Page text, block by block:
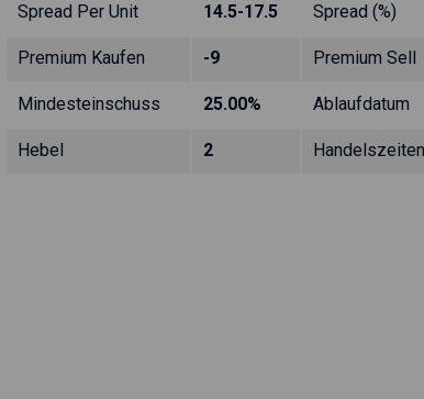
Spread Per Unit 14.5-17.5 Spread (%)
Premium Kaufen -9 Premium Sell
Mindesteinschuss 25.00% Ablaufdatum
Hebel 2 Handelszeiten